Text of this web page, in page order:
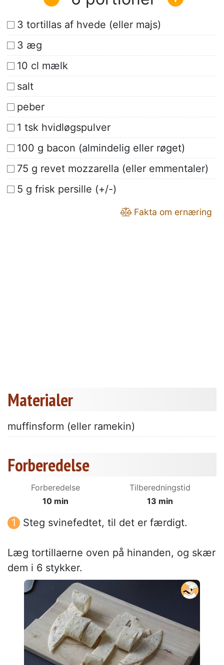
3 tortillas af hvede (eller majs)
3 æg
10 cl mælk
salt
peber
1 tsk hvidløgspulver
100 g bacon (almindelig eller røget)
75 g revet mozzarella (eller emmentaler)
5 g frisk persille (+/-)
Fakta om ernæring
Materialer
muffinsform (eller ramekin)
Forberedelse
Forberedelse
10 min
Tilberedningstid
13 min
Steg svinefedtet, til det er færdigt.
Læg tortillaerne oven på hinanden, og skær
dem i 6 stykker.